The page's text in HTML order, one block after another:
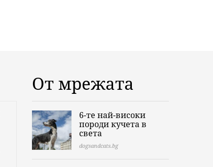
От мрежата
6-те най-високи
породи кучета в
света
dogsandcats.bg